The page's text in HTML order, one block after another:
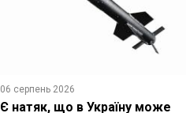
06 серпень 2026
Є натяк, що в Україну може